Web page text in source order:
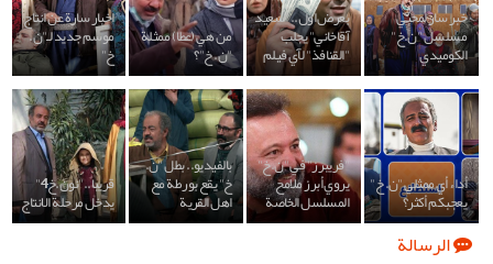
خبر سار لمحبي
مسلسل "ن.خ"
الكوميدي
بعرض اول.. "سعيد
آقاخاني" يجلب
"القنافذ" لآي فيلم
من هي (عطا) ممثلة
"ن. خ"؟
اخبار سارة عن انتاج
موسم جديد لـ"ن.
خ"
أداء أي ممثلي "ن. خ"
يعجبكم أكثر؟
"فريبرز" في "ن.خ"
يروي أبرز ملامح
المسلسل الخاصة
بالفيديو.. بطل "ن.
خ" يقع بورطة مع
اهل القرية
قريبا.."نون.خ4"
يدخل مرحلة الانتاج
الرسالة